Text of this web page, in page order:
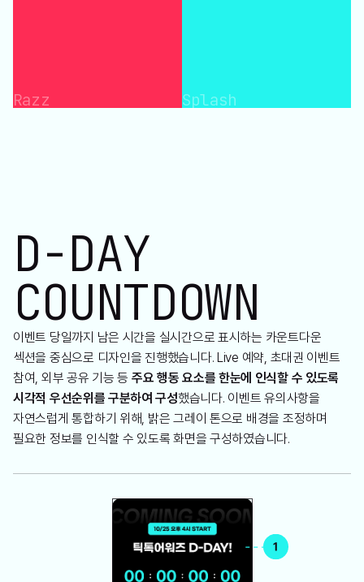
Razz Splash
D-DAY
COUNTDOWN
이벤트 당일까지 남은 시간을 실시간으로 표시하는 카운트다운
섹션을 중심으로 디자인을 진행했습니다. Live 예약, 초대권 이벤트
참여, 외부 공유 기능 등 주요 행동 요소를 한눈에 인식할 수 있도록
시각적 우선순위를 구분하여 구성했습니다. 이벤트 유의사항을
자연스럽게 통합하기 위해, 밝은 그레이 톤으로 배경을 조정하며
필요한 정보를 인식할 수 있도록 화면을 구성하였습니다.